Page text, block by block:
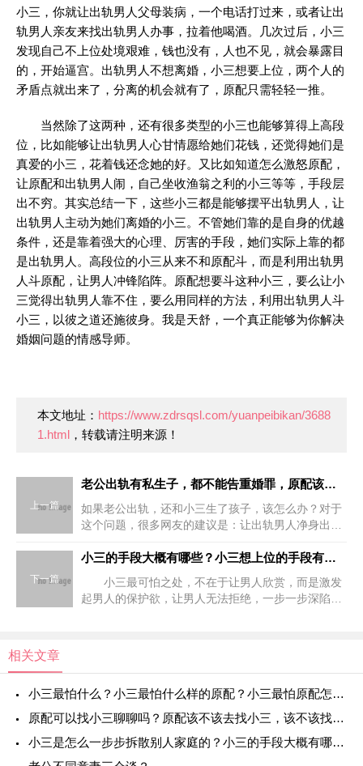
小三，你就让出轨男人父母装病，一个电话打过来，或者让出
轨男人亲友来找出轨男人办事，拉着他喝酒。几次过后，小三
发现自己不上位处境艰难，钱也没有，人也不见，就会暴露目
的，开始逼宫。出轨男人不想离婚，小三想要上位，两个人的
矛盾点就出来了，分离的机会就有了，原配只需轻轻一推。
当然除了这两种，还有很多类型的小三也能够算得上高段
位，比如能够让出轨男人心甘情愿给她们花钱，还觉得她们是
真爱的小三，花着钱还念她的好。又比如知道怎么激怒原配，
让原配和出轨男人闹，自己坐收渔翁之利的小三等等，手段层
出不穷。其实总结一下，这些小三都是能够摆平出轨男人，让
出轨男人主动为她们离婚的小三。不管她们靠的是自身的优越
条件，还是靠着强大的心理、厉害的手段，她们实际上靠的都
是出轨男人。高段位的小三从来不和原配斗，而是利用出轨男
人斗原配，让男人冲锋陷阵。原配想要斗这种小三，要么让小
三觉得出轨男人靠不住，要么用同样的方法，利用出轨男人斗
小三，以彼之道还施彼身。我是天舒，一个真正能够为你解决
婚姻问题的情感导师。
本文地址： https://www.zdrsqsl.com/yuanpeibikan/3688
1.html ，转载请注明来源！
上一篇
老公出轨有私生子，都不能告重婚罪，原配该如何利益最大化？
如果老公出轨，还和小三生了孩子，该怎么办？对于
这个问题，很多网友的建议是：让出轨男人净身出
罪，让两个人付出代价。听着是不是特别解气？恨不
下一篇
小三的手段大概有哪些？小三想上位的手段有哪些？
小三最可怕之处，不在于让男人欣赏，而是激发
起男人的保护欲，让男人无法拒绝，一步一步深陷沼
相关文章
小三最怕什么？小三最怕什么样的原配？小三最怕原配怎么对付她？
原配可以找小三聊聊吗？原配该不该去找小三，该不该找小三谈谈？发现小三后原配有必有找她谈谈吗？ 原配能上门找第三者吗？原配有必要主动联系第三者吗？原配有必要去找小三吗？原配有必要约小三见面吗？
小三是怎么一步步拆散别人家庭的？小三的手段大概有哪些？小三想上位的手段有哪些？